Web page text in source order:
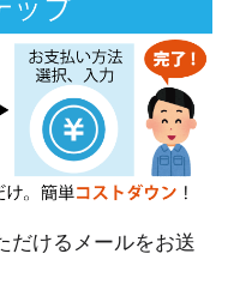
だけるメールをお送